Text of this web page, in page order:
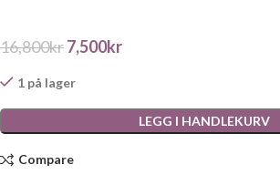
16,800kr7,500kr
1 på lager
LEGG I HANDLEKURV
Compare